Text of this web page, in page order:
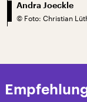
Andra Joeckle
© Foto: Christian